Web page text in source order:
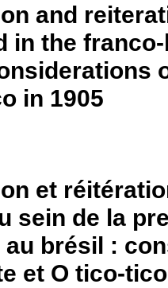
and
in the
in 1905
et
sein de la
brésil :
et O tico-